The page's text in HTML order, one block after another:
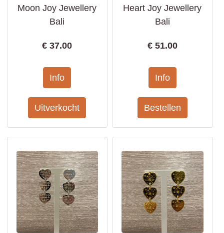
Moon Joy Jewellery
Bali
€37.00
Heart Joy Jewellery
Bali
€ 51.00